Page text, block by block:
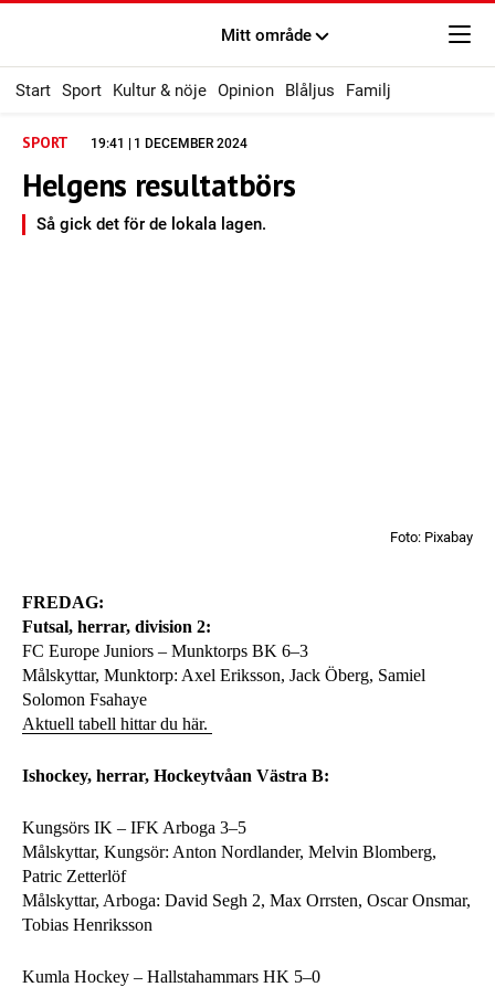
Mitt område
Start Sport Kultur & nöje Opinion Blåljus Familj
SPORT 19:41 | 1 DECEMBER 2024
Helgens resultatbörs
Så gick det för de lokala lagen.
Foto: Pixabay
FREDAG:
Futsal, herrar, division 2:
FC Europe Juniors – Munktorps BK 6–3
Målskyttar, Munktorp: Axel Eriksson, Jack Öberg, Samiel
Solomon Fsahaye
Aktuell tabell hittar du här.
Ishockey, herrar, Hockeytvåan Västra B:
Kungsörs IK – IFK Arboga 3–5
Målskyttar, Kungsör: Anton Nordlander, Melvin Blomberg,
Patric Zetterlöf
Målskyttar, Arboga: David Segh 2, Max Orrsten, Oscar Onsmar,
Tobias Henriksson
Kumla Hockey – Hallstahammars HK 5–0